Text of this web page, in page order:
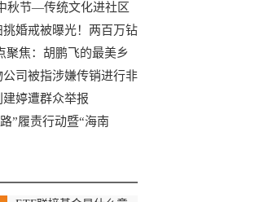
秋节—传统文化进社区
婚戒被曝光！两百万钻
聚焦：胡鹏飞的最美乡
司被指涉嫌传销进行非
婷遭群众举报
”履责行动暨“海南